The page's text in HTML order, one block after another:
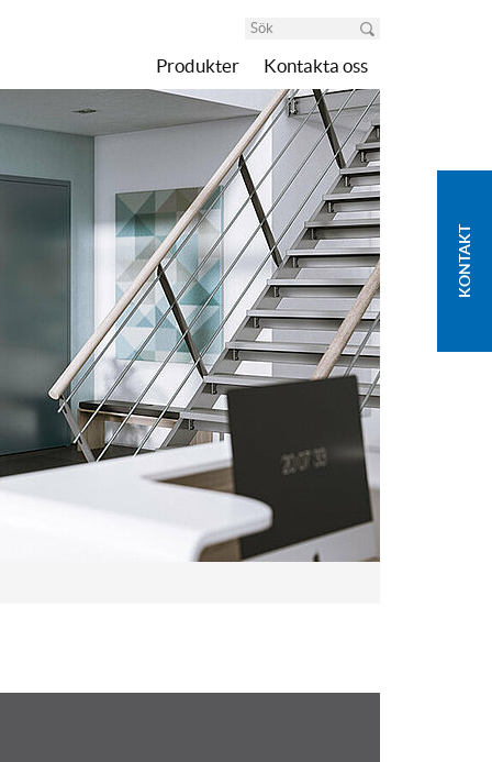
Produkter Kontakta oss
KONTAKT